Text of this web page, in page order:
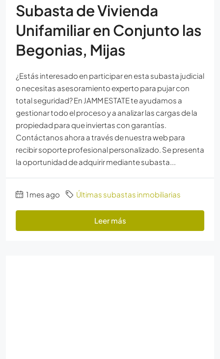
Subasta de Vivienda
Unifamiliar en Conjunto las
Begonias, Mijas
¿Estás interesado en participar en esta subasta judicial
o necesitas asesoramiento experto para pujar con
total seguridad? En JAMM ESTATE te ayudamos a
gestionar todo el proceso y a analizar las cargas de la
propiedad para que inviertas con garantías.
Contáctanos ahora a través de nuestra web para
recibir soporte profesional personalizado. Se presenta
la oportunidad de adquirir mediante subasta...
1 mes ago Últimas subastas inmobiliarias
Leer más